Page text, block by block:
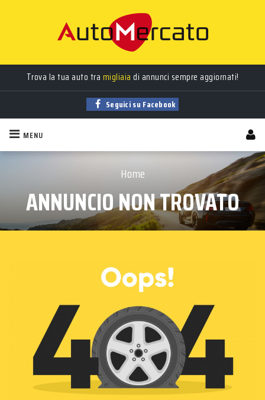
Trova la tua auto tra migliaia di annunci sempre aggiornati!
Seguici su Facebook
MENU
Home
ANNUNCIO NON TROVATO